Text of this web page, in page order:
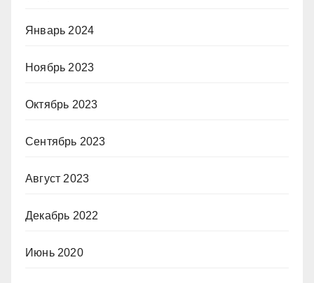
Январь 2024
Ноябрь 2023
Октябрь 2023
Сентябрь 2023
Август 2023
Декабрь 2022
Июнь 2020